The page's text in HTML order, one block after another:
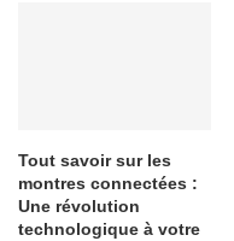
Tout savoir sur les
montres connectées :
Une révolution
technologique à votre